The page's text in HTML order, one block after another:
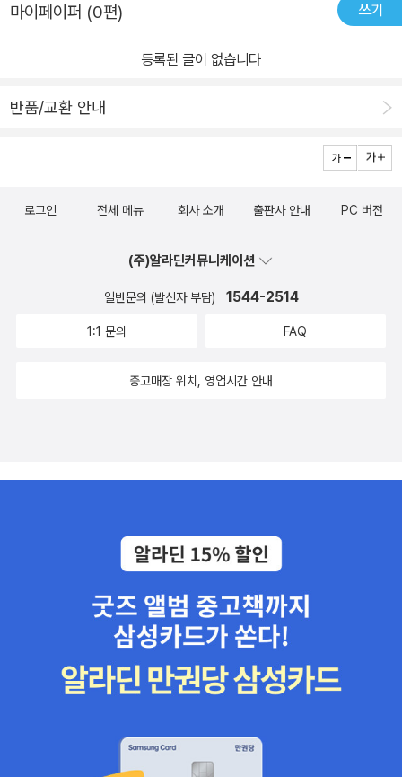
마이페이퍼 (0편) 쓰기
등록된 글이 없습니다
반품/교환 안내
로그인 전체 메뉴 회사 소개 출판사 안내 PC 버전
(주)알라딘커뮤니케이션
일반문의 (발신자 부담) 1544-2514
1:1 문의 FAQ
중고매장 위치, 영업시간 안내